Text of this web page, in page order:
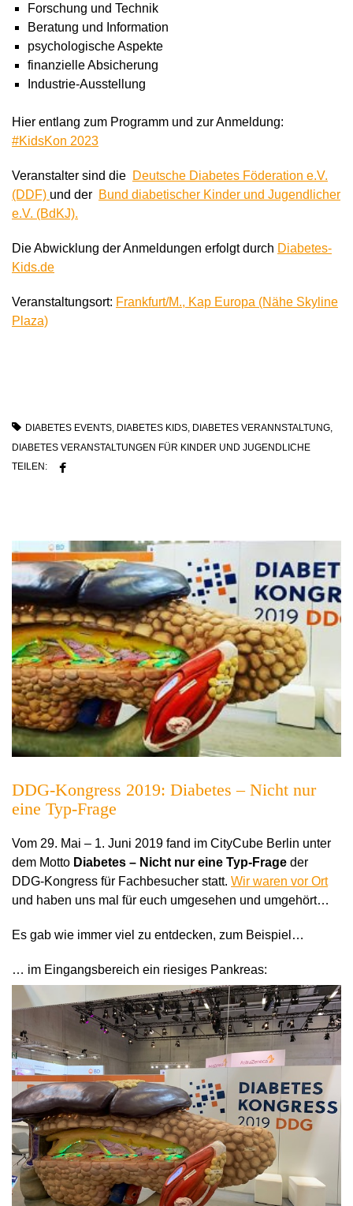
Forschung und Technik
Beratung und Information
psychologische Aspekte
finanzielle Absicherung
Industrie-Ausstellung
Hier entlang zum Programm und zur Anmeldung:
#KidsKon 2023
Veranstalter sind die Deutsche Diabetes Föderation e.V.
(DDF) und der Bund diabetischer Kinder und Jugendlicher
e.V. (BdKJ).
Die Abwicklung der Anmeldungen erfolgt durch Diabetes-
Kids.de
Veranstaltungsort: Frankfurt/M., Kap Europa (Nähe Skyline
Plaza)
DIABETES EVENTS, DIABETES KIDS, DIABETES VERANNSTALTUNG,
DIABETES VERANSTALTUNGEN FÜR KINDER UND JUGENDLICHE
TEILEN:
DDG-Kongress 2019: Diabetes – Nicht nur
eine Typ-Frage
Vom 29. Mai – 1. Juni 2019 fand im CityCube Berlin unter
dem Motto Diabetes – Nicht nur eine Typ-Frage der
DDG-Kongress für Fachbesucher statt. Wir waren vor Ort
und haben uns mal für euch umgesehen und umgehört…
Es gab wie immer viel zu entdecken, zum Beispiel…
… im Eingangsbereich ein riesiges Pankreas: